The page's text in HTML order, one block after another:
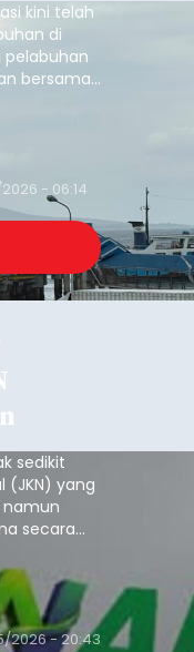
kini telah
di
pelabuhan
bersama
dan
- 06:14
sedikit
(JKN) yang
secara
iuran.
(PBPU)
2026 - 20:43